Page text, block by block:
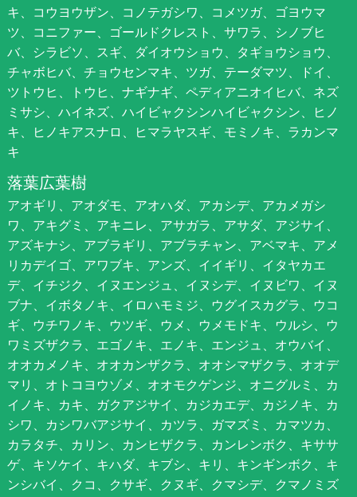
キ、コウヨウザン、コノテガシワ、コメツガ、ゴヨウマ
ツ、コニファー、ゴールドクレスト、サワラ、シノブヒ
バ、シラビソ、スギ、ダイオウショウ、タギョウショウ、
チャボヒバ、チョウセンマキ、ツガ、テーダマツ、ドイ、
ツトウヒ、トウヒ、ナギナギ、ペディアニオイヒバ、ネズ
ミサシ、ハイネズ、ハイビャクシンハイビャクシン、ヒノ
キ、ヒノキアスナロ、ヒマラヤスギ、モミノキ、ラカンマ
キ
落葉広葉樹
アオギリ、アオダモ、アオハダ、アカシデ、アカメガシ
ワ、アキグミ、アキニレ、アサガラ、アサダ、アジサイ、
アズキナシ、アブラギリ、アブラチャン、アベマキ、アメ
リカデイゴ、アワブキ、アンズ、イイギリ、イタヤカエ
デ、イチジク、イヌエンジュ、イヌシデ、イヌビワ、イヌ
ブナ、イボタノキ、イロハモミジ、ウグイスカグラ、ウコ
ギ、ウチワノキ、ウツギ、ウメ、ウメモドキ、ウルシ、ウ
ワミズザクラ、エゴノキ、エノキ、エンジュ、オウバイ、
オオカメノキ、オオカンザクラ、オオシマザクラ、オオデ
マリ、オトコヨウゾメ、オオモクゲンジ、オニグルミ、カ
イノキ、カキ、ガクアジサイ、カジカエデ、カジノキ、カ
シワ、カシワバアジサイ、カツラ、ガマズミ、カマツカ、
カラタチ、カリン、カンヒザクラ、カンレンボク、キササ
ゲ、キソケイ、キハダ、キブシ、キリ、キンギンボク、キ
ンシバイ、クコ、クサギ、クヌギ、クマシデ、クマノミズ